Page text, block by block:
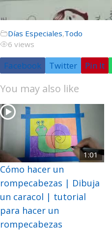
Días Especiales,Todo
6 views
Facebook Twitter Pin It
You may also like
1:01
Cómo hacer un
rompecabezas | Dibuja
un caracol | tutorial
para hacer un
rompecabezas